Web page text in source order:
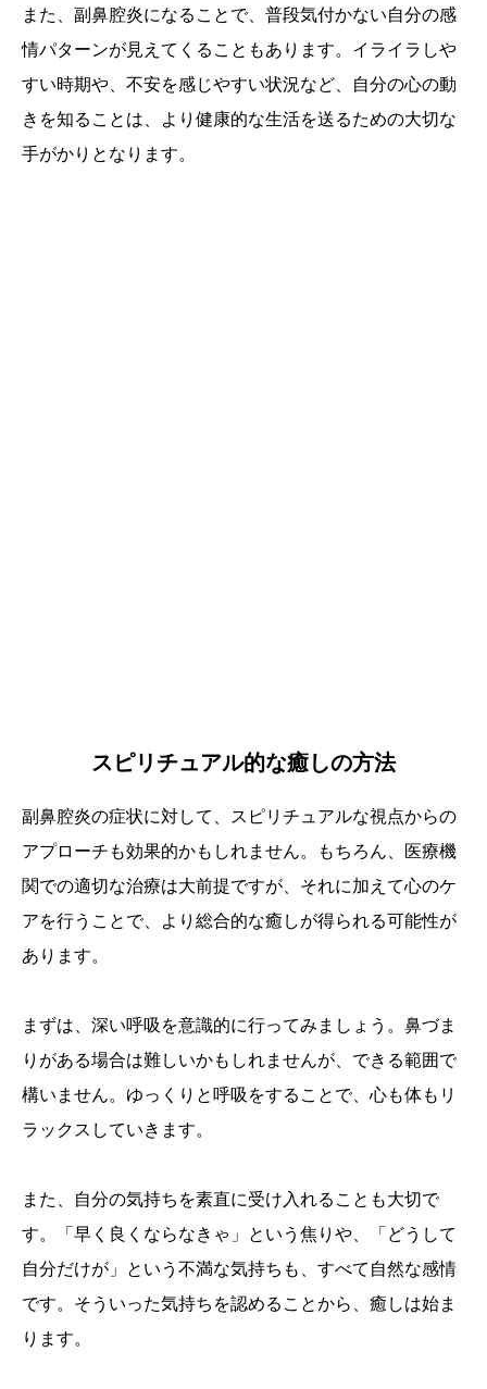
また、副鼻腔炎になることで、普段気付かない自分の感
情パターンが見えてくることもあります。イライラしや
すい時期や、不安を感じやすい状況など、自分の心の動
きを知ることは、より健康的な生活を送るための大切な
手がかりとなります。
スピリチュアル的な癒しの方法
副鼻腔炎の症状に対して、スピリチュアルな視点からの
アプローチも効果的かもしれません。もちろん、医療機
関での適切な治療は大前提ですが、それに加えて心のケ
アを行うことで、より総合的な癒しが得られる可能性が
あります。
まずは、深い呼吸を意識的に行ってみましょう。鼻づま
りがある場合は難しいかもしれませんが、できる範囲で
構いません。ゆっくりと呼吸をすることで、心も体もリ
ラックスしていきます。
また、自分の気持ちを素直に受け入れることも大切で
す。「早く良くならなきゃ」という焦りや、「どうして
自分だけが」という不満な気持ちも、すべて自然な感情
です。そういった気持ちを認めることから、癒しは始ま
ります。